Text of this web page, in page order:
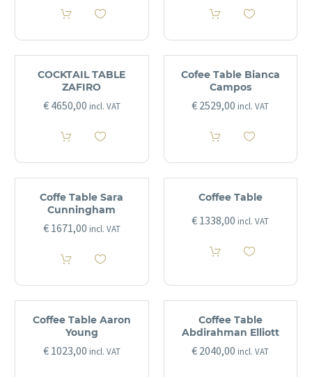
COCKTAIL TABLE
ZAFIRO
€4650,00 incl. VAT
Cofee Table Bianca
Campos
€ 2529,00 incl. VAT
Coffe Table Sara
Cunningham
€1671,00 incl. VAT
Coffee Table
€ 1338,00 incl. VAT
Coffee Table Aaron
Young
€1023,00 incl. VAT
Coffee Table
Abdirahman Elliott
€ 2040,00 incl. VAT